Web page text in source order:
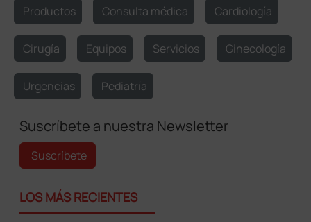
Productos Consulta médica Cardiología
Cirugía Equipos Servicios Ginecología
Urgencias Pediatría
Suscríbete a nuestra Newsletter
Suscríbete
LOS MÁS RECIENTES